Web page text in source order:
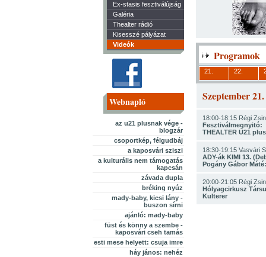
Ex-stasis fesztiválújság
Galéria
Thealter rádió
Kisesszé pályázat
Videók
Webnapló
az u21 plusnak vége -
blogzár
csoportkép, félgudbáj
a kaposvári sziszi
a kulturális nem támogatás
kapcsán
závada dupla
bréking nyúz
mady-baby, kicsi lány -
buszon sírni
ajánló: mady-baby
füst és könny a szembe -
kaposvári cseh tamás
esti mese helyett: csuja imre
háy jános: nehéz
Programok
21. 22.
Szeptember
18:00-18:15 Régi
Fesztiválmegnyitó:
THEALTER U21
18:30-19:15 Vasvári
ADY-ák KIMI 13.
Pogány Gábor
20:00-21:05 Régi
Hólyagcirkusz
Kulterer